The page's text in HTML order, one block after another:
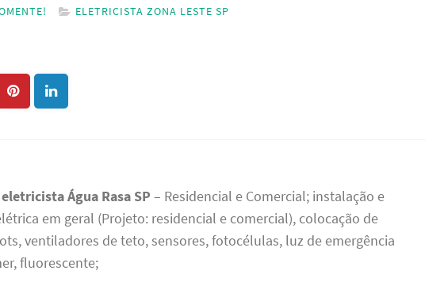
ELETRICISTA ZONA LESTE SP
eletricista Água Rasa SP– Residencial e Comercial; instalação e
em geral (Projeto: residencial e comercial), colocação de
ventiladores de teto, sensores, fotocélulas, luz de emergência
fluorescente;